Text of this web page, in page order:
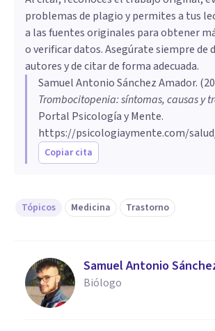
problemas de plagio y permites a tus
a las fuentes originales para obtener
o verificar datos. Asegúrate siempre de
autores y de citar de forma adecuada.
Samuel Antonio Sánchez Amador. (
Trombocitopenia: síntomas, causas y
Portal Psicología y Mente.
https://psicologiaymente.com/
Copiar cita
Tópicos Medicina Trastorno
Samuel Antonio
Biólogo